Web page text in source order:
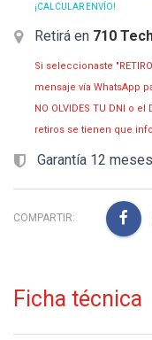
¡CALCULAR ENVÍO!
Retirá en 710
Si seleccionaste
mensaje vía WhatsApp
NO OLVIDES TU DNI o
retiros se tienen que
Garantía 12 meses
COMPARTIR:
Ficha técnica